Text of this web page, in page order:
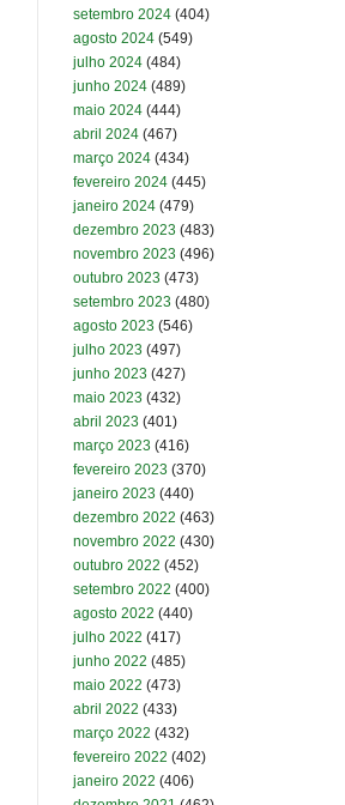
setembro 2024 (404)
agosto 2024 (549)
julho 2024 (484)
junho 2024 (489)
maio 2024 (444)
abril 2024 (467)
março 2024 (434)
fevereiro 2024 (445)
janeiro 2024 (479)
dezembro 2023 (483)
novembro 2023 (496)
outubro 2023 (473)
setembro 2023 (480)
agosto 2023 (546)
julho 2023 (497)
junho 2023 (427)
maio 2023 (432)
abril 2023 (401)
março 2023 (416)
fevereiro 2023 (370)
janeiro 2023 (440)
dezembro 2022 (463)
novembro 2022 (430)
outubro 2022 (452)
setembro 2022 (400)
agosto 2022 (440)
julho 2022 (417)
junho 2022 (485)
maio 2022 (473)
abril 2022 (433)
março 2022 (432)
fevereiro 2022 (402)
janeiro 2022 (406)